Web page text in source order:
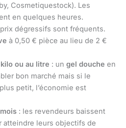
Cosmetiquestock). Les
en quelques heures.
dégressifs sont fréquents.
à 0,50 € pièce au lieu de 2 €
ou au litre : un gel douche en
bon marché mais si le
petit, l’économie est
: les revendeurs baissent
atteindre leurs objectifs de